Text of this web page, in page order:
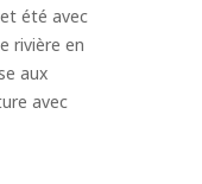
été avec
rivière en
aux
avec